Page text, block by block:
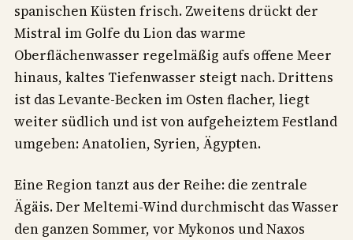
spanischen Küsten frisch. Zweitens drückt der
Mistral im Golfe du Lion das warme
Oberflächenwasser regelmäßig aufs offene Meer
hinaus, kaltes Tiefenwasser steigt nach. Drittens
ist das Levante-Becken im Osten flacher, liegt
weiter südlich und ist von aufgeheiztem Festland
umgeben: Anatolien, Syrien, Ägypten.
Eine Region tanzt aus der Reihe: die zentrale
Ägäis. Der Meltemi-Wind durchmischt das Wasser
den ganzen Sommer, vor Mykonos und Naxos